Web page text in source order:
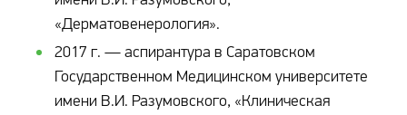
«Дерматовенерология».
2017 г. — аспирантура в Саратовском
Государственном Медицинском университете
имени В.И. Разумовского, «Клиническая